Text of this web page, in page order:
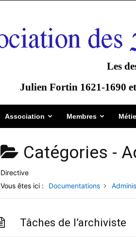
Les
Julien Fortin 1621-1690
Association Membres
Catégories -
Directive
Vous êtes ici :
Documentations
Tâches de l’archiviste